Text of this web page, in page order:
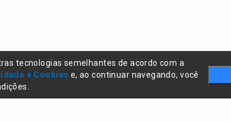
tecnologias semelhantes de acordo com a
e Cookies e, ao continuar navegando, você